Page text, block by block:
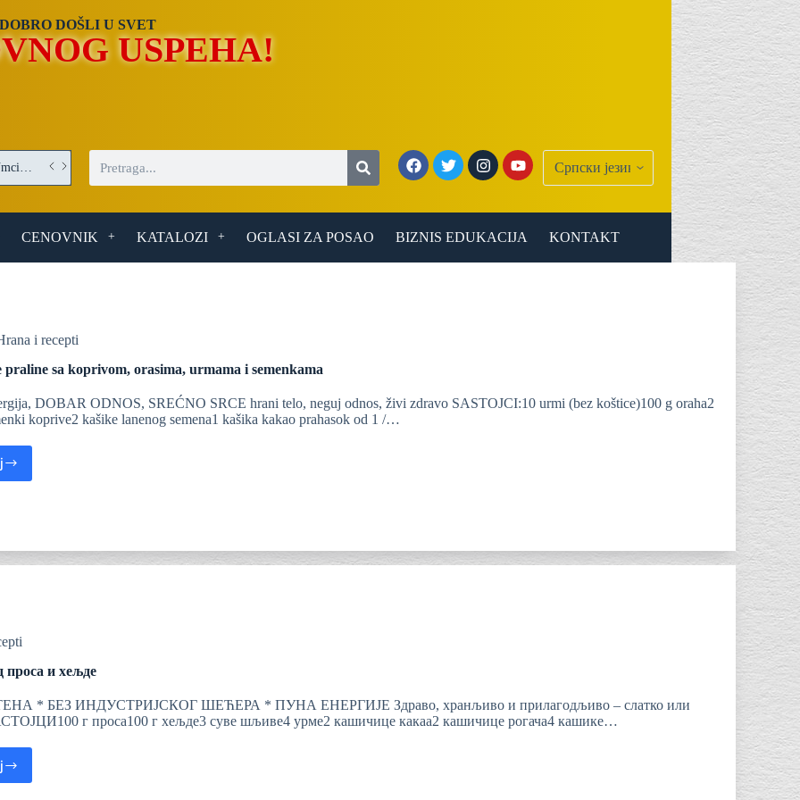
DOBRO DOŠLI U SVET
USPEHA!
Operater/Operaterka obrade optičkih elemenata – posao u Umci (Beograd)
CENOVNIK KATALOZI OGLASI ZA POSAO BIZNIS EDUKACIJA KONTAKT
i recepti
sa koprivom, orasima, urmama i semenkama
DOBAR ODNOS, SREĆNO SRCE hrani telo, neguj odnos, živi zdravo SASTOJCI:10 urmi (bez koštice)100 g oraha2
koprive2 kašike lanenog semena1 kašika kakao prahasok od 1 /…
проса и хељде
* БЕЗ ИНДУСТРИЈСКОГ ШЕЋЕРА * ПУНА ЕНЕРГИЈЕ Здраво, хранљиво и прилагодљиво – слатко или
г проса100 г хељде3 суве шљиве4 урме2 кашичице какаа2 кашичице рогача4 кашике…